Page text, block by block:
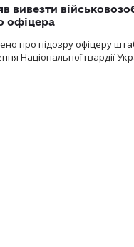
вивезти
офіцера
про підозру офіцеру
Національної гвардії